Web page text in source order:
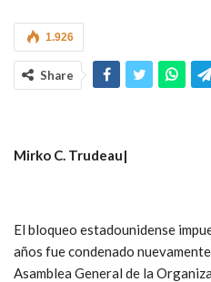
1.926
Share
Mirko C. Trudeau|
El bloqueo estadounidense
años fue condenado
Asamblea General de la